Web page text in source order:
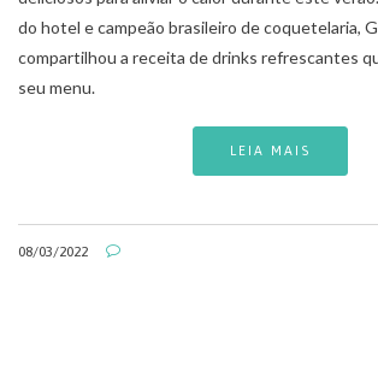
do hotel e campeão brasileiro de coquetelaria,
compartilhou a receita de drinks refrescantes
seu menu.
LEIA MAIS
08/03/2022